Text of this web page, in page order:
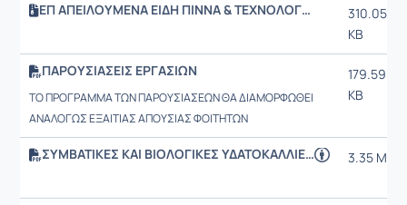
ΕΠ ΑΠΕΙΛΟΥΜΕΝΑ ΕΙΔΗ ΠΙΝΝΑ & ΤΕΧΝΟΛΟΓΙΑ
310.05
KB
ΠΑΡΟΥΣΙΑΣΕΙΣ ΕΡΓΑΣΙΩΝ
ΤΟ ΠΡΟΓΡΑΜΜΑ ΤΩΝ ΠΑΡΟΥΣΙΑΣΕΩΝ ΘΑ ΔΙΑΜΟΡΦΩΘΕΙ
ΑΝΑΛΟΓΩΣ ΕΞΑΙΤΙΑΣ ΑΠΟΥΣΙΑΣ ΦΟΙΤΗΤΩΝ
179.59
KB
ΣΥΜΒΑΤΙΚΕΣ ΚΑΙ ΒΙΟΛΟΓΙΚΕΣ ΥΔΑΤΟΚΑΛΛΙΕΡΓΕΙΕΣ, ΓΡΗΓΟΡΙΟΣ ΚΑΝΛΗΣ 3.35 MB